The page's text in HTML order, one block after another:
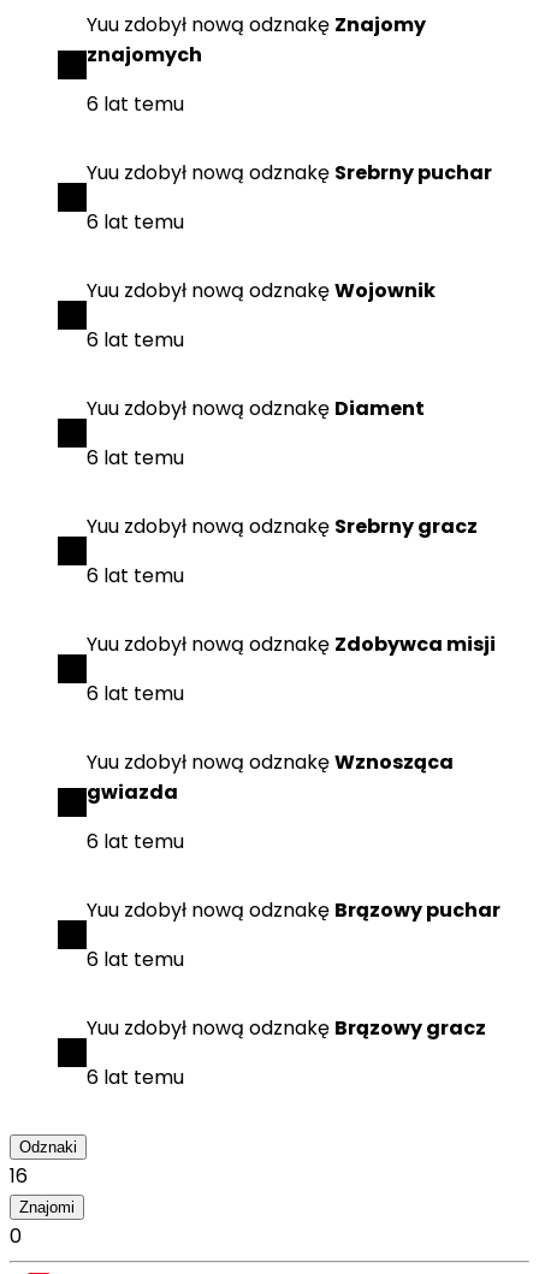
Yuu zdobył nową odznakę Znajomy
znajomych
6 lat temu
Yuu zdobył nową odznakę Srebrny puchar
6 lat temu
Yuu zdobył nową odznakęWojownik
6 lat temu
Yuu zdobył nową odznakę Diament
6 lat temu
Yuu zdobył nową odznakę Srebrny gracz
6 lat temu
Yuu zdobył nową odznakę Zdobywca misji
6 lat temu
Yuu zdobył nową odznakęWznosząca
gwiazda
6 lat temu
Yuu zdobył nową odznakę Brązowy puchar
6 lat temu
Yuu zdobył nową odznakę Brązowy gracz
6 lat temu
Odznaki
16
Znajomi
0